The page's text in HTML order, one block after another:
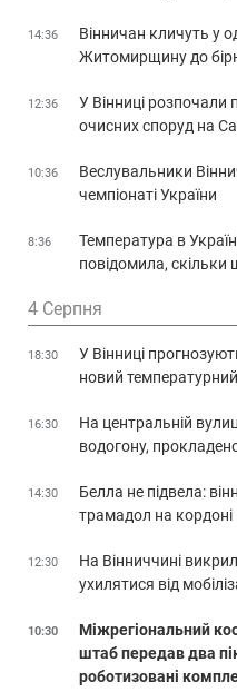
14:36
Вінничан кличуть у
Житомирщину до
12:36
У Вінниці розпочали
очисних споруд на
10:36
Веслувальники
чемпіонаті України
8:36
Температура в
повідомила,
4 Серпня
18:30
У Вінниці
новий
16:30
На центральній
водогону,
14:30
Белла не підвела:
трамадол на кордоні
12:30
На Вінниччині
ухилятися від
10:30
Міжрегіональний
штаб передав два
роботизовані